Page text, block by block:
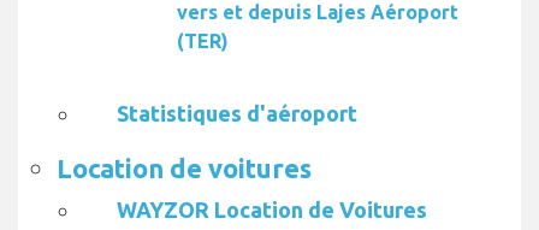
vers et depuis Lajes Aéroport
(TER)
Statistiques d'aéroport
Location de voitures
WAYZOR Location de Voitures